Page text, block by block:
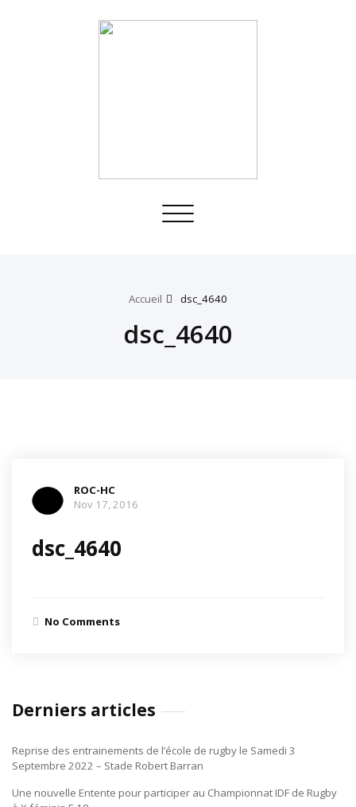
Toggle
Accueil dsc_4640
dsc_4640
ROC-HC
Nov 17, 2016
dsc_4640
No Comments
Derniers articles
Reprise des entrainements de l’école de rugby le Samedi 3
Septembre 2022 – Stade Robert Barran
Une nouvelle Entente pour participer au Championnat IDF de Rugby